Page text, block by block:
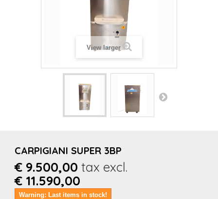
View larger
CARPIGIANI SUPER 3BP
€ 9.500,00 tax excl.
€ 11.590,00
Warning: Last items in stock!